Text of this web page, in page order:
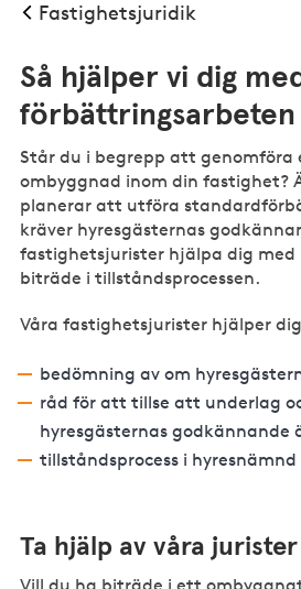
Fastig­hets­juridik
Så hjälper vi dig
Står du i begrepp att genomföra
ombyggnad inom din fastighet?
planerar att utföra
kräver hyresgästernas
fastighetsjurister hjälpa dig med
biträde i tillståndsprocessen.
Våra fastighetsjurister hjälper
bedömning av om
råd för att tillse att underlag
hyresgästernas
tillståndsprocess i hyresnämnd
Ta hjälp av våra jurister